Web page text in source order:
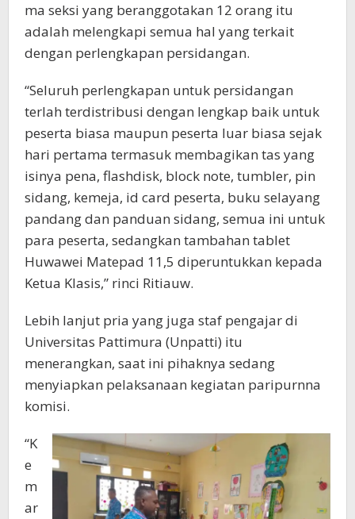
ma seksi yang beranggotakan 12 orang itu
adalah melengkapi semua hal yang terkait
dengan perlengkapan persidangan.
“Seluruh perlengkapan untuk persidangan
terlah terdistribusi dengan lengkap baik untuk
peserta biasa maupun peserta luar biasa sejak
hari pertama termasuk membagikan tas yang
isinya pena, flashdisk, block note, tumbler, pin
sidang, kemeja, id card peserta, buku selayang
pandang dan panduan sidang, semua ini untuk
para peserta, sedangkan tambahan tablet
Huwawei Matepad 11,5 diperuntukkan kepada
Ketua Klasis,” rinci Ritiauw.
Lebih lanjut pria yang juga staf pengajar di
Universitas Pattimura (Unpatti) itu
menerangkan, saat ini pihaknya sedang
menyiapkan pelaksanaan kegiatan paripurnna
komisi.
“K
e
m
ar